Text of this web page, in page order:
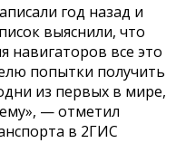
год назад и
выяснили, что
навигаторов все это
попытки получить
из первых в мире,
— отметил
в 2ГИС